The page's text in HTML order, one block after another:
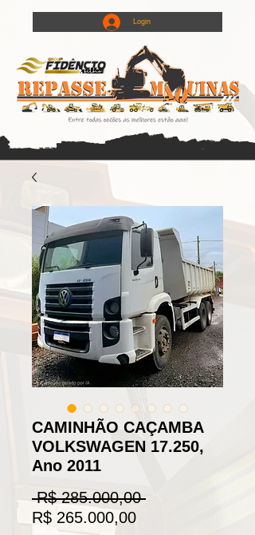
Login
CAMINHÃO CAÇAMBA
VOLKSWAGEN 17.250,
Ano 2011
R$ 285.000,00 Preço
R$ 265.000,00Preço